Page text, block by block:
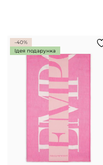
-40%
Ідея подарунка